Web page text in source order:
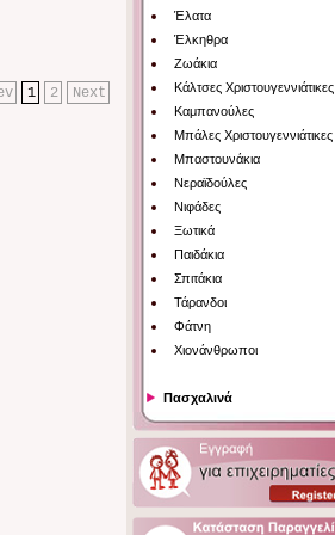
Next
2
1
Έλατα
Έλκηθρα
Ζωάκια
Κάλτσες Χριστουγεννιάτικες
Καμπανούλες
Μπάλες Χριστουγεννιάτικες
Μπαστουνάκια
Νεραϊδούλες
Νιφάδες
Ξωτικά
Παιδάκια
Σπιτάκια
Τάρανδοι
Φάτνη
Χιονάνθρωποι
Πασχαλινά